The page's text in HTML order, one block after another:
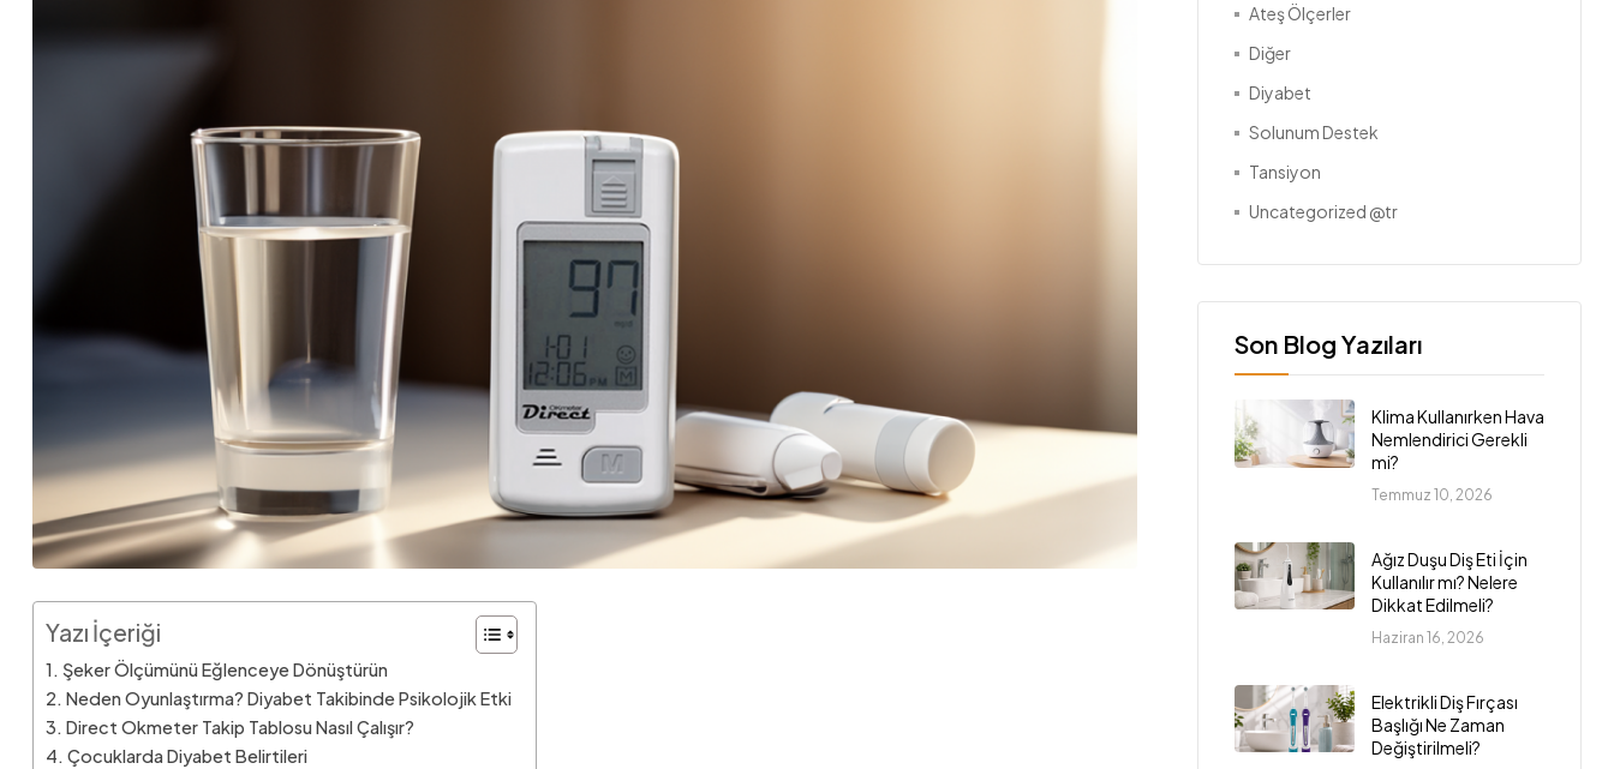
Yazı İçeriği
Şeker Ölçümünü Eğlenceye Dönüştürün
Neden Oyunlaştırma? Diyabet Takibinde Psikolojik Etki
Direct Okmeter Takip Tablosu Nasıl Çalışır?
Çocuklarda Diyabet Belirtileri
Ateş Ölçerler
Diğer
Diyabet
Solunum Destek
Tansiyon
Uncategorized @tr
Son Blog Yazıları
Klima Kullanırken Hava
Nemlendirici Gerekli
mi?
Temmuz 10, 2026
Ağız Duşu Diş Eti İçin
Kullanılır mı? Nelere
Dikkat Edilmeli?
Haziran 16, 2026
Elektrikli Diş Fırçası
Başlığı Ne Zaman
Değiştirilmeli?